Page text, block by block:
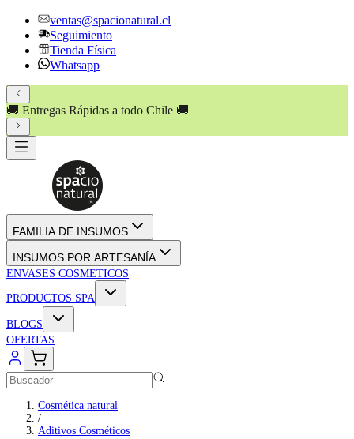
ventas@spacionatural.cl
Seguimiento
Tienda Física
Whatsapp
🚚 Entregas Rápidas a todo Chile 🚚
FAMILIA DE INSUMOS
INSUMOS POR ARTESANÍA
ENVASES COSMETICOS
PRODUCTOS SPA
BLOGS
OFERTAS
Cosmética natural
/
Aditivos Cosméticos